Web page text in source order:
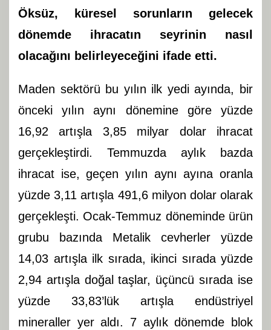
Öksüz, küresel sorunların gelecek
dönemde ihracatın seyrinin nasıl
olacağını belirleyeceğini ifade etti.
Maden sektörü bu yılın ilk yedi ayında, bir
önceki yılın aynı dönemine göre yüzde
16,92 artışla 3,85 milyar dolar ihracat
gerçekleştirdi. Temmuzda aylık bazda
ihracat ise, geçen yılın aynı ayına oranla
yüzde 3,11 artışla 491,6 milyon dolar olarak
gerçekleşti. Ocak-Temmuz döneminde ürün
grubu bazında Metalik cevherler yüzde
14,03 artışla ilk sırada, ikinci sırada yüzde
2,94 artışla doğal taşlar, üçüncü sırada ise
yüzde 33,83’lük artışla endüstriyel
mineraller yer aldı. 7 aylık dönemde blok